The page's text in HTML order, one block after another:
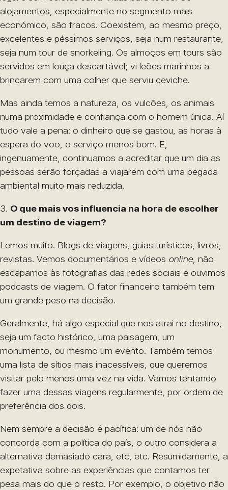
alojamentos, especialmente no segmento mais
económico, são fracos. Coexistem, ao mesmo preço,
excelentes e péssimos serviços, seja num restaurante,
seja num tour de snorkeling. Os almoços em tours são
servidos em louça descartável; vi leões marinhos a
brincarem com uma colher que serviu ceviche.
Mas ainda temos a natureza, os vulcões, os animais
numa proximidade e confiança com o homem única. Aí
tudo vale a pena: o dinheiro que se gastou, as horas à
espera do voo, o serviço menos bom. E,
ingenuamente, continuamos a acreditar que um dia as
pessoas serão forçadas a viajarem com uma pegada
ambiental muito mais reduzida.
3. O que mais vos influencia na hora de escolher
um destino de viagem?
Lemos muito. Blogs de viagens, guias turísticos, livros,
revistas. Vemos documentários e vídeos online, não
escapamos às fotografias das redes sociais e ouvimos
podcasts de viagem. O fator financeiro também tem
um grande peso na decisão.
Geralmente, há algo especial que nos atrai no destino,
seja um facto histórico, uma paisagem, um
monumento, ou mesmo um evento. Também temos
uma lista de sítios mais inacessíveis, que queremos
visitar pelo menos uma vez na vida. Vamos tentando
fazer uma dessas viagens regularmente, por ordem de
preferência dos dois.
Nem sempre a decisão é pacífica: um de nós não
concorda com a política do país, o outro considera a
alternativa demasiado cara, etc, etc. Resumidamente, a
expetativa sobre as experiências que contamos ter
pesa mais do que o resto. Por exemplo, o objetivo não